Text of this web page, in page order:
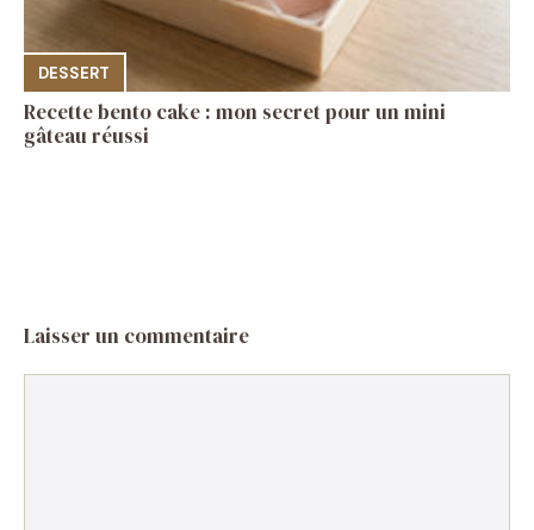
DESSERT
Recette bento cake : mon secret pour un mini
gâteau réussi
Laisser un commentaire